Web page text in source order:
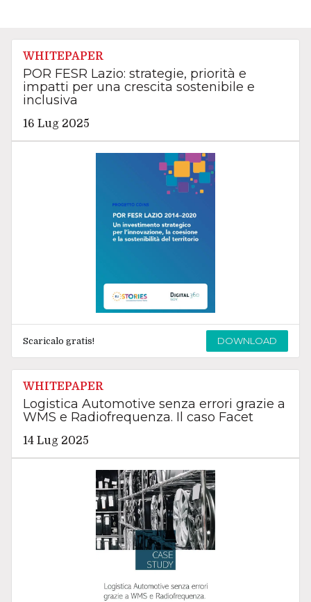
WHITEPAPER
POR FESR Lazio: strategie, priorità e
impatti per una crescita sostenibile e
inclusiva
16 Lug 2025
Scaricalo gratis! DOWNLOAD
WHITEPAPER
Logistica Automotive senza errori grazie a
WMS e Radiofrequenza. Il caso Facet
14 Lug 2025